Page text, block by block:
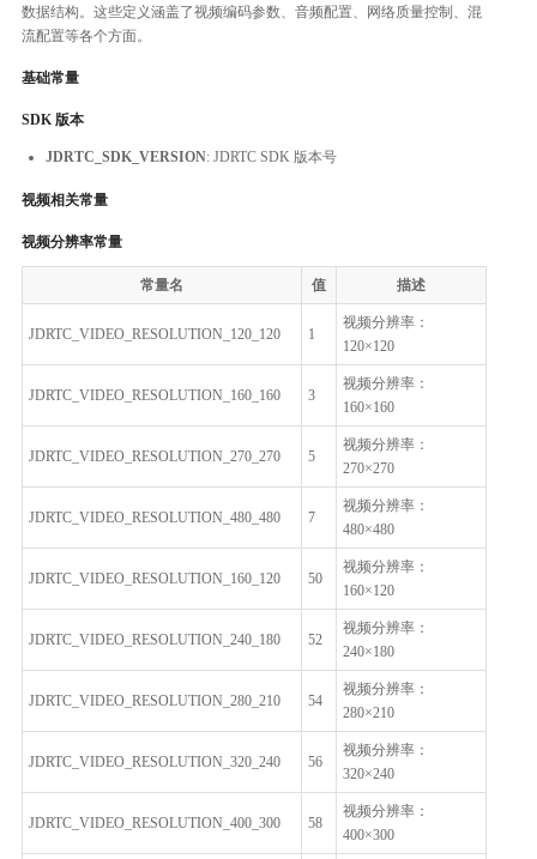
数据结构。这些定义涵盖了视频编码参数、音频配置、网络质量控制、混
流配置等各个方面。
基础常量
SDK 版本
JDRTC_SDK_VERSION: JDRTC SDK 版本号
视频相关常量
视频分辨率常量
常量名 值 描述
JDRTC_VIDEO_RESOLUTION_120_120 1
视频分辨率：
120×120
JDRTC_VIDEO_RESOLUTION_160_160 3
视频分辨率：
160×160
JDRTC_VIDEO_RESOLUTION_270_270 5
视频分辨率：
270×270
JDRTC_VIDEO_RESOLUTION_480_480 7
视频分辨率：
480×480
JDRTC_VIDEO_RESOLUTION_160_120 50
视频分辨率：
160×120
JDRTC_VIDEO_RESOLUTION_240_180 52
视频分辨率：
240×180
JDRTC_VIDEO_RESOLUTION_280_210 54
视频分辨率：
280×210
JDRTC_VIDEO_RESOLUTION_320_240 56
视频分辨率：
320×240
JDRTC_VIDEO_RESOLUTION_400_300 58
视频分辨率：
400×300